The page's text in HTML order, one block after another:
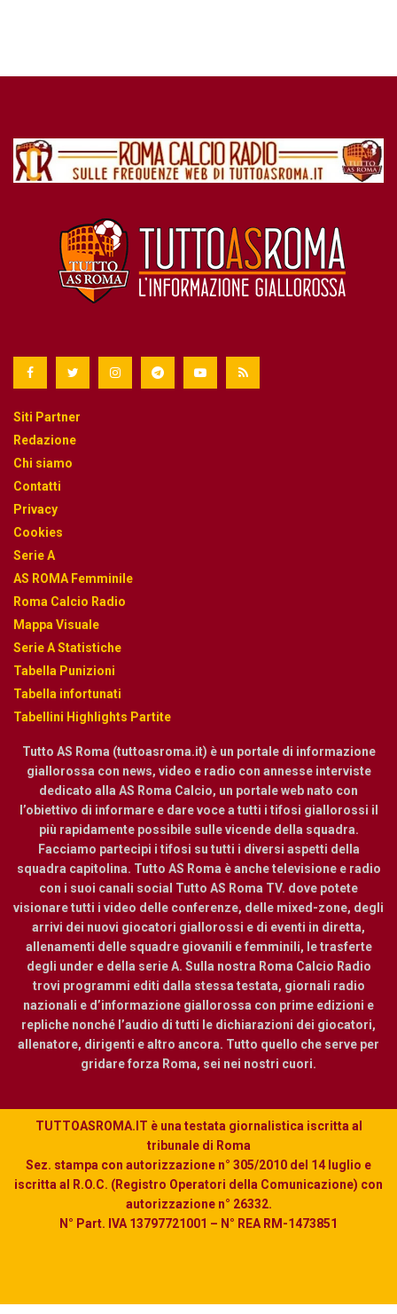
Siti Partner
Redazione
Chi siamo
Contatti
Privacy
Cookies
Serie A
AS ROMA Femminile
Roma Calcio Radio
Mappa Visuale
Serie A Statistiche
Tabella Punizioni
Tabella infortunati
Tabellini Highlights Partite
Tutto AS Roma (tuttoasroma.it) è un portale di informazione
giallorossa con news, video e radio con annesse interviste
dedicato alla AS Roma Calcio, un portale web nato con
l’obiettivo di informare e dare voce a tutti i tifosi giallorossi il
più rapidamente possibile sulle vicende della squadra.
Facciamo partecipi i tifosi su tutti i diversi aspetti della
squadra capitolina. Tutto AS Roma è anche televisione e radio
con i suoi canali social Tutto AS Roma TV. dove potete
visionare tutti i video delle conferenze, delle mixed-zone, degli
arrivi dei nuovi giocatori giallorossi e di eventi in diretta,
allenamenti delle squadre giovanili e femminili, le trasferte
degli under e della serie A. Sulla nostra Roma Calcio Radio
trovi programmi editi dalla stessa testata, giornali radio
nazionali e d’informazione giallorossa con prime edizioni e
repliche nonché l’audio di tutti le dichiarazioni dei giocatori,
allenatore, dirigenti e altro ancora. Tutto quello che serve per
gridare forza Roma, sei nei nostri cuori.
TUTTOASROMA.IT è una testata giornalistica iscritta al
tribunale di Roma
Sez. stampa con autorizzazione n° 305/2010 del 14 luglio e
iscritta al R.O.C. (Registro Operatori della Comunicazione) con
autorizzazione n° 26332.
N° Part. IVA 13797721001 – N° REA RM-1473851